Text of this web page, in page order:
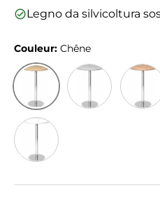
Legno da silvicoltura
Couleur: Chêne
Chêne